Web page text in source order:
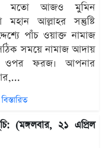
মতো আজও মুমিন
মহান আল্লাহর সন্তুষ্টি
পাঁচ ওয়াক্ত নামাজ
সময়ে নামাজ আদায়
ওপর ফরজ। আপনার
বিস্তারিত
(মঙ্গলবার, ২১ এপ্রিল